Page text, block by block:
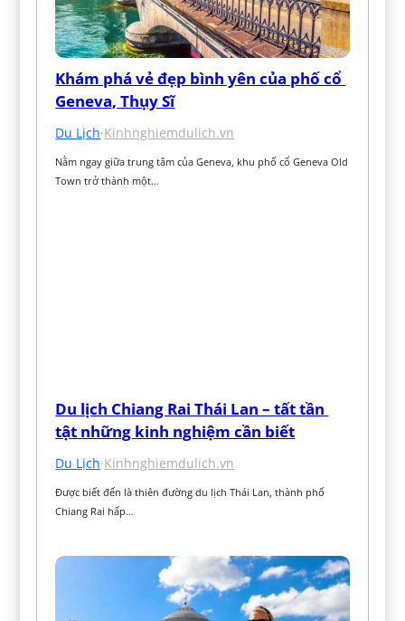
Khám phá vẻ đẹp bình yên của phố cổ
Geneva, Thụy Sĩ
Du Lịch·Kinhnghiemdulich.vn
Nằm ngay giữa trung tâm của Geneva, khu phố cổ Geneva Old
Town trở thành một…
Du lịch Chiang Rai Thái Lan – tất tần
tật những kinh nghiệm cần biết
Du Lịch·Kinhnghiemdulich.vn
Được biết đến là thiên đường du lịch Thái Lan, thành phố
Chiang Rai hấp…